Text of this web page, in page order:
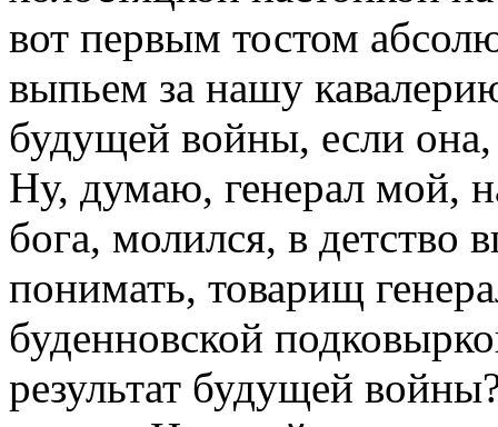
вот первым тостом
выпьем за нашу
будущей войны, если она,
Ну, думаю, генерал мой,
бога, молился, в детство
понимать, товарищ
буденновской
результат будущей